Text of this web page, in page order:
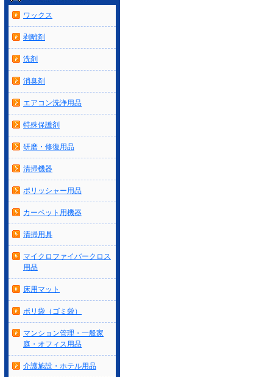
ワックス
剥離剤
洗剤
消臭剤
エアコン洗浄用品
特殊保護剤
研磨・修復用品
清掃機器
ポリッシャー用品
カーペット用機器
清掃用具
マイクロファイバークロス
用品
床用マット
ポリ袋（ゴミ袋）
マンション管理・一般家
庭・オフィス用品
介護施設・ホテル用品